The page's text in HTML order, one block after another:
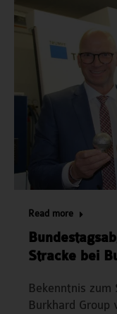
Stracke bei
Bekenntnis zum
Burkhard Group
Read more